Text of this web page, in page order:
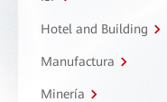
Hotel and Building
Manufactura
Minería